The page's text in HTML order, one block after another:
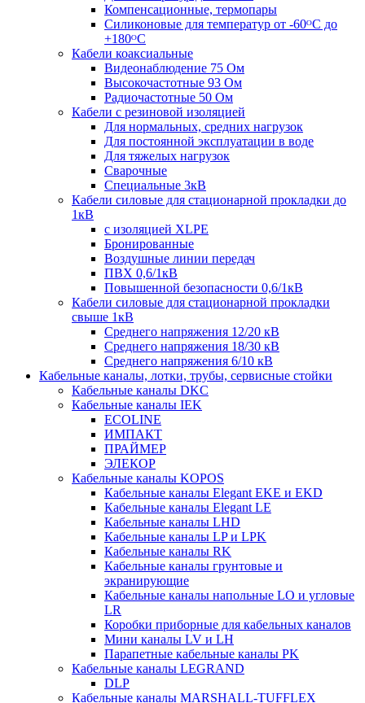
Компенсационные, термопары
Силиконовые для температур от -60ᴼC до
+180ᴼС
Кабели коаксиальные
Видеонаблюдение 75 Ом
Высокочастотные 93 Ом
Радиочастотные 50 Ом
Кабели с резиновой изоляцией
Для нормальных, средних нагрузок
Для постоянной эксплуатации в воде
Для тяжелых нагрузок
Сварочные
Специальные 3кВ
Кабели силовые для стационарной прокладки до
1кВ
c изоляцией XLPE
Бронированные
Воздушные линии передач
ПВХ 0,6/1кВ
Повышенной безопасности 0,6/1кВ
Кабели силовые для стационарной прокладки
свыше 1кВ
Среднего напряжения 12/20 кВ
Среднего напряжения 18/30 кВ
Среднего напряжения 6/10 кВ
Кабельные каналы, лотки, трубы, сервисные стойки
Кабельные каналы DKC
Кабельные каналы IEK
ECOLINE
ИМПАКТ
ПРАЙМЕР
ЭЛЕКОР
Кабельные каналы KOPOS
Кабельные каналы Elegant EKE и EKD
Кабельные каналы Elegant LE
Кабельные каналы LHD
Кабельные каналы LP и LPK
Кабельные каналы RK
Кабельные каналы грунтовые и
экранирующие
Кабельные каналы напольные LO и угловые
LR
Коробки приборные для кабельных каналов
Мини каналы LV и LH
Парапетные кабельные каналы PK
Кабельные каналы LEGRAND
DLP
Кабельные каналы MARSHALL-TUFFLEX